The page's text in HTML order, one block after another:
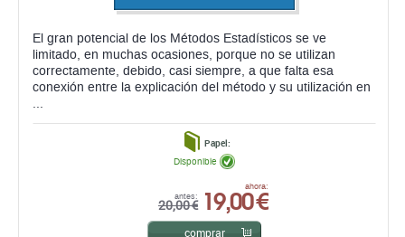
El gran potencial de los Métodos Estadísticos se ve
limitado, en muchas ocasiones, porque no se utilizan
correctamente, debido, casi siempre, a que falta esa
conexión entre la explicación del método y su utilización en
Papel:
antes:
20,00 €
ahora:
19,00 €
Disponible
comprar